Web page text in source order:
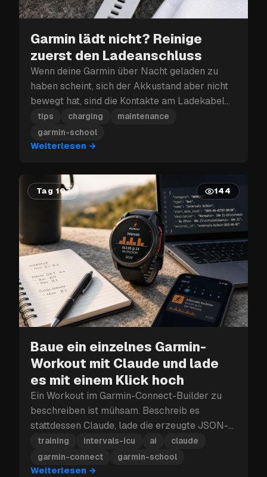
Garmin lädt nicht? Reinige
zuerst den Ladeanschluss
Wenn deine Garmin über Nacht geladen zu
haben scheint, sich der Akkustand aber nicht
bewegt hat, sind die Kontakte am Ladekabel
wahrscheinlich verschmutzt — nicht defekt.
Hier die Lösung.
tips charging
maintenance
garmin-school
Weiterlesen →
Tag 107 144
Baue ein einzelnes Garmin-
Workout mit Claude und lade
es mit einem Klick hoch
Ein Workout im Garmin-Connect-Builder zu
beschreiben ist mühsam. Beschreib es
stattdessen Claude, lade die erzeugte JSON-
Datei herunter und lade sie direkt mit dem
Garmin-School-Tool in deinen Garmin-
Kalender hoch.
training intervals-icu ai
claude
garmin-connect
garmin-school
Weiterlesen →